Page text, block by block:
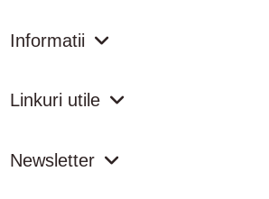
Informatii
Linkuri utile
Newsletter